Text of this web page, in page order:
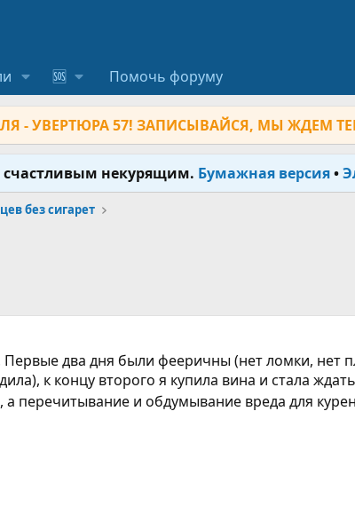
🆘 Помочь форуму
- УВЕРТЮРА 57! ЗАПИСЫВАЙСЯ, МЫ ЖДЕМ
счастливым некурящим. Бумажная версия•
без сигарет
Первые два дня были фееричны (нет ломки, нет
к концу второго я купила вина и стала
а перечитывание и обдумывание вреда для